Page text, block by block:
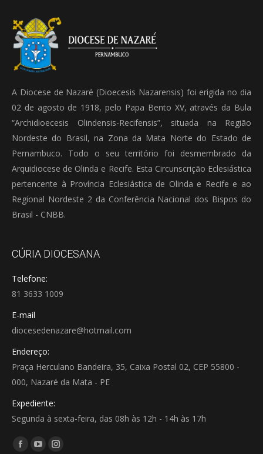
A Diocese de Nazaré (Dioecesis Nazarensis) foi erigida no dia
02 de agosto de 1918, pelo Papa Bento XV, através da Bula
“Archidioecesis Olindensis-Recifensis”, situada na Região
Nordeste do Brasil, na Zona da Mata Norte do Estado de
Pernambuco. Todo o seu território foi desmembrado da
Arquidiocese de Olinda e Recife. Esta Circunscrição Eclesiástica
pertencente à Província Eclesiástica de Olinda e Recife e ao
Regional Nordeste 2 da Conferência Nacional dos Bispos do
Brasil - CNBB.
CÚRIA DIOCESANA
Telefone:
81 3633 1009
E-mail
diocesedenazare@hotmail.com
Endereço:
Praça Herculano Bandeira, 35, Caixa Postal 02, CEP 55800 -
000, Nazaré da Mata - PE
Expediente:
Segunda à sexta-feira, das 08h às 12h - 14h às 17h
Encontre-nos em:
Facebook
YouTubeInstagram